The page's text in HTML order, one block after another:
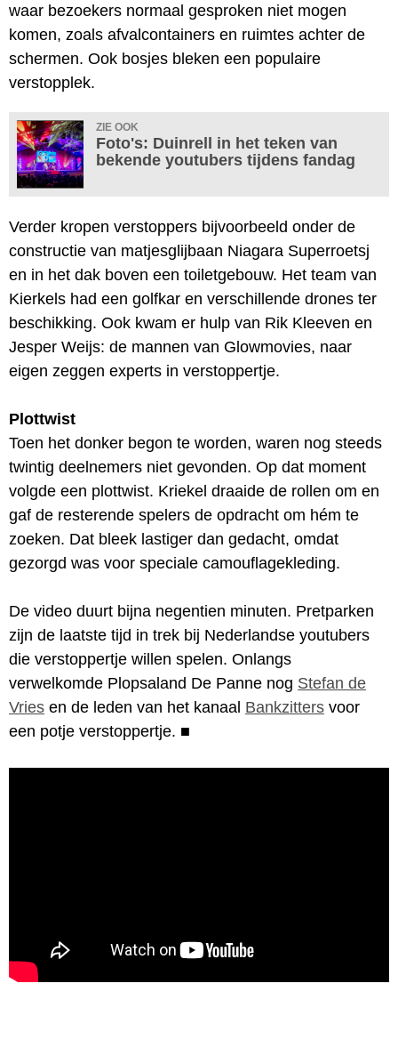
waar bezoekers normaal gesproken niet mogen
komen, zoals afvalcontainers en ruimtes achter de
schermen. Ook bosjes bleken een populaire
verstopplek.
ZIE OOK
Foto's: Duinrell in het teken van
bekende youtubers tijdens fandag
Verder kropen verstoppers bijvoorbeeld onder de
constructie van matjesglijbaan Niagara Superroetsj
en in het dak boven een toiletgebouw. Het team van
Kierkels had een golfkar en verschillende drones ter
beschikking. Ook kwam er hulp van Rik Kleeven en
Jesper Weijs: de mannen van Glowmovies, naar
eigen zeggen experts in verstoppertje.
Plottwist
Toen het donker begon te worden, waren nog steeds
twintig deelnemers niet gevonden. Op dat moment
volgde een plottwist. Kriekel draaide de rollen om en
gaf de resterende spelers de opdracht om hém te
zoeken. Dat bleek lastiger dan gedacht, omdat
gezorgd was voor speciale camouflagekleding.
De video duurt bijna negentien minuten. Pretparken
zijn de laatste tijd in trek bij Nederlandse youtubers
die verstoppertje willen spelen. Onlangs
verwelkomde Plopsaland De Panne nog Stefan de
Vries en de leden van het kanaal Bankzitters voor
een potje verstoppertje. ■